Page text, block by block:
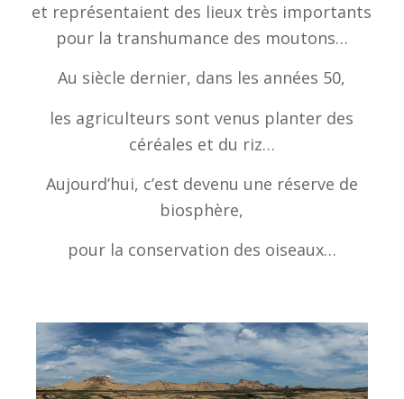
et représentaient des lieux très importants
pour la transhumance des moutons…
Au siècle dernier, dans les années 50,
les agriculteurs sont venus planter des
céréales et du riz…
Aujourd’hui, c’est devenu une réserve de
biosphère,
pour la conservation des oiseaux…